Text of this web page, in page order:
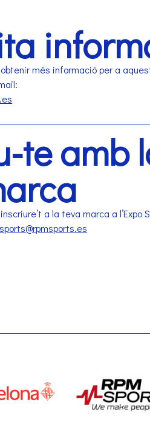
més informació per a
te amb
a la teva marca a l’Expo